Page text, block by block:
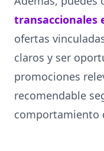
transaccionales
ofertas
claros y ser
promociones
recomendable
comportamiento